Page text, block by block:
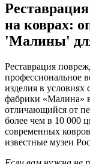
на коврах:
'Малины'
Реставрация
профессиональное
изделия в условиях
фабрики «Малина»
отличающийся от
более чем в 10 000
современных
известные музеи